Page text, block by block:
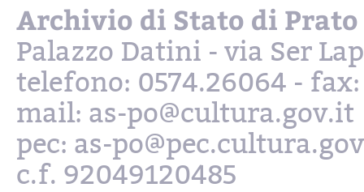
Archivio di Stato di Prato
Palazzo Datini - via Ser
telefono: 0574.26064 - fax:
mail: as-po@cultura.gov.it
pec: as-
c.f. 92049120485